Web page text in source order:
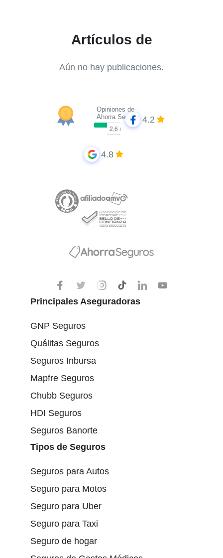
Artículos de
Aún no hay publicaciones.
Opiniones de
Ahorra Seguros 4.2
4.8
Principales Aseguradoras
GNP Seguros
Quálitas Seguros
Seguros Inbursa
Mapfre Seguros
Chubb Seguros
HDI Seguros
Seguros Banorte
Tipos de Seguros
Seguros para Autos
Seguro para Motos
Seguro para Uber
Seguro para Taxi
Seguro de hogar